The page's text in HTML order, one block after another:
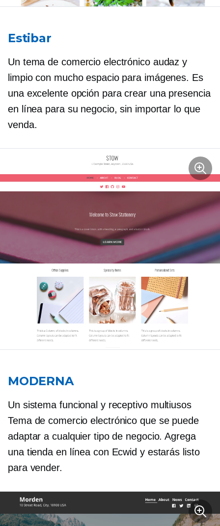
Estibar
Un tema de comercio electrónico audaz y
limpio con mucho espacio para imágenes. Es
una excelente opción para crear una presencia
en línea para su negocio, sin importar lo que
venda.
MODERNA
Un sistema funcional y receptivo multiusos
Tema de comercio electrónico que se puede
adaptar a cualquier tipo de negocio. Agrega
una tienda en línea con Ecwid y estarás listo
para vender.